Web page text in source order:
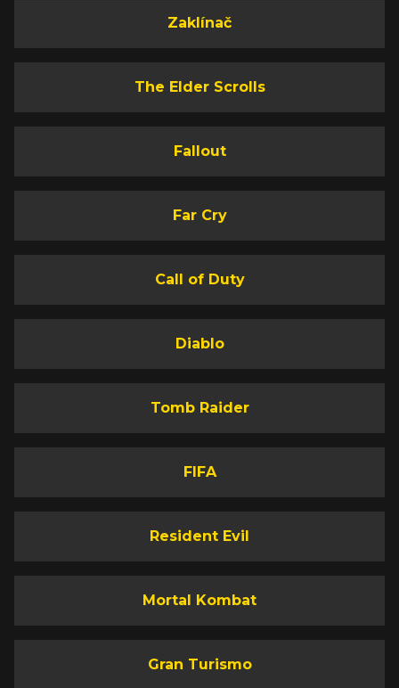
Zaklínač
The Elder Scrolls
Fallout
Far Cry
Call of Duty
Diablo
Tomb Raider
FIFA
Resident Evil
Mortal Kombat
Gran Turismo